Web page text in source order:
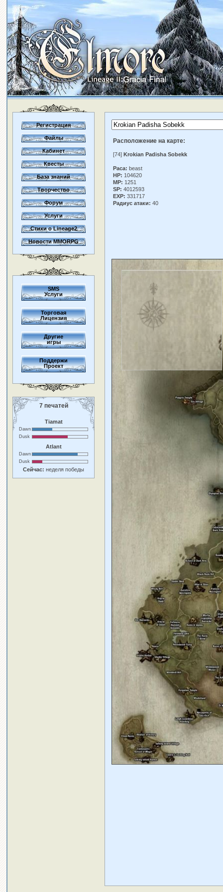
Регистрация
Файлы
Кабинет
Квесты
База знаний
Творчество
Форум
Услуги
Стихи о Lineage2
Новости MMORPG
SMS
Услуги
Торговая
Лицензия
Другие
игры
Поддержи
Проект
7 печатей
Tiamat
Dawn
Dusk
Atlant
Dawn
Dusk
Сейчас: неделя победы
Расположение на карте:
[74] Krokian Padisha Sobekk
Раса: beast
HP: 104620
MP: 1251
SP: 4012593
EXP: 331717
Радиус атаки: 40